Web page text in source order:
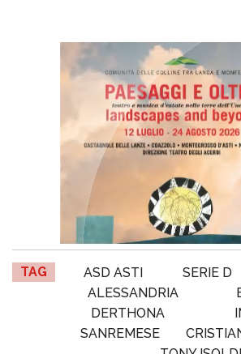
TAG ASD ASTI SERIE D
ALESSANDRIA
DERTHONA
SANREMESE